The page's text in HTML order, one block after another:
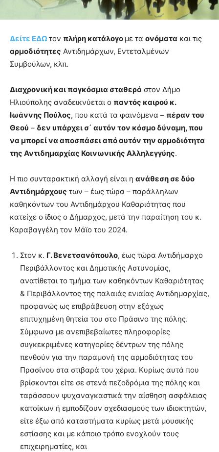
Δείτε ΕΔΩ τον πλήρη κατάλογο με τα ονόματα και τις
αρμοδιότητες Αντιδημάρχων, Εντεταλμένων
Συμβούλων, κλπ.
Διαχρονική και παγκόσμια σταθερά στον Δήμο
Ηλιούπολης αναδεικνύεται ο παντός καιρού κ.
Ιωάννης Πούλος, που κατά τα φαινόμενα – πέραν του
Θεού – δεν υπάρχει σ΄ αυτόν τον κόσμο δύναμη, που
να μπορεί να αποσπάσει από αυτόν την αρμοδιότητα
της Αντιδημαρχίας Κοινωνικής Αλληλεγγύης.
Η πιο συνταρακτική αλλαγή είναι η ανάθεση σε δύο
Αντιδημάρχους των – έως τώρα – παράλληλων
καθηκόντων του Αντιδημάρχου Καθαριότητας που
κατείχε ο ίδιος ο Δήμαρχος, μετά την παραίτηση του κ.
Καραβαγγέλη τον Μάϊο του 2024.
Στον κ. Γ. Βενετσανόπουλο, έως τώρα Αντιδήμαρχο
Περιβάλλοντος και Δημοτικής Αστυνομίας,
ανατίθεται το τμήμα των καθηκόντων Καθαριότητας
& Περιβάλλοντος της παλαιάς ενιαίας Αντιδημαρχίας,
προφανώς ως επιβράβευση στην εξόχως
επιτυχημένη θητεία του στο Πράσινο της πόλης.
Σύμφωνα με ανεπιβεβαίωτες πληροφορίες
συγκεκριμένες κατηγορίες δέντρων της πόλης
πενθούν για την παραμονή της αρμοδιότητας του
Πρασίνου στα στιβαρά του χέρια. Κυρίως αυτά που
βρίσκονται είτε σε στενά πεζοδρόμια της πόλης και
ταράσσουν ψυχαναγκαστικά την αίσθηση ασφάλειας
κατοίκων ή εμποδίζουν σχεδιασμούς των ιδιοκτητών,
είτε έξω από καταστήματα κυρίως μετά μουσικής
εστίασης και με κάποιο τρόπο ενοχλούν τους
επιχειρηματίες, και